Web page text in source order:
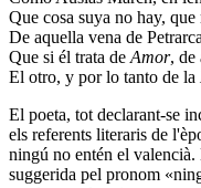
Que cosa suya no hay, que
De aquella vena de
Que si él trata de Amor, de
El otro, y por lo tanto de la
El poeta, tot declarant-se
els referents literaris de
ningú no entén el
suggerida pel pronom